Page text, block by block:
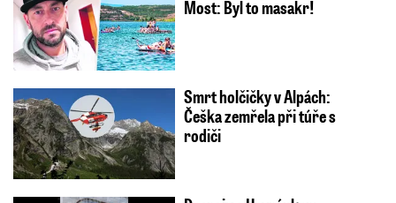
Most: Byl to masakr!
Smrt holčičky v Alpách:
Češka zemřela při túře s
rodiči